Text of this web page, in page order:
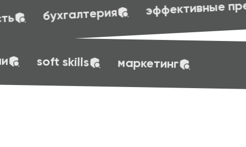
эффективные презентации soft skills
презентации soft skills